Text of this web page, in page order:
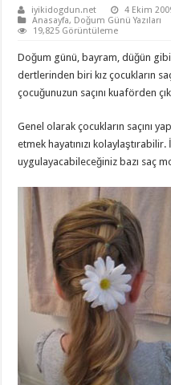
iyikidogdun.net
4 Ekim
Anasayfa, Doğum Günü Yazıları
19,825 Görüntüleme
Doğum günü, bayram, düğün
dertlerinden biri kız çocukların
çocuğunuzun saçını kuaförden
Genel olarak çocukların saçını
etmek hayatınızı
uygulayacabileceğiniz bazı saç